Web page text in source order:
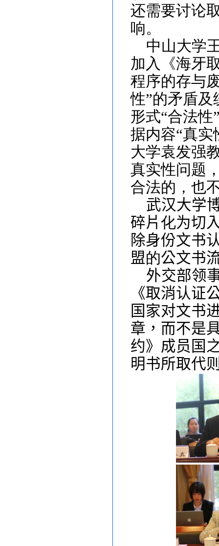
还需要讨论
响。
中山大学
加入《海牙
程序的存与
性”的矛盾
形式“合法
据内容“真实
大学袁发强
真实性问题
合法的，也
武汉大学
碎片 化为切
除身份文书
盟的公文书
外交部领
《取消认证
国家对文书
章，而不是
约》成员国
明书所取代